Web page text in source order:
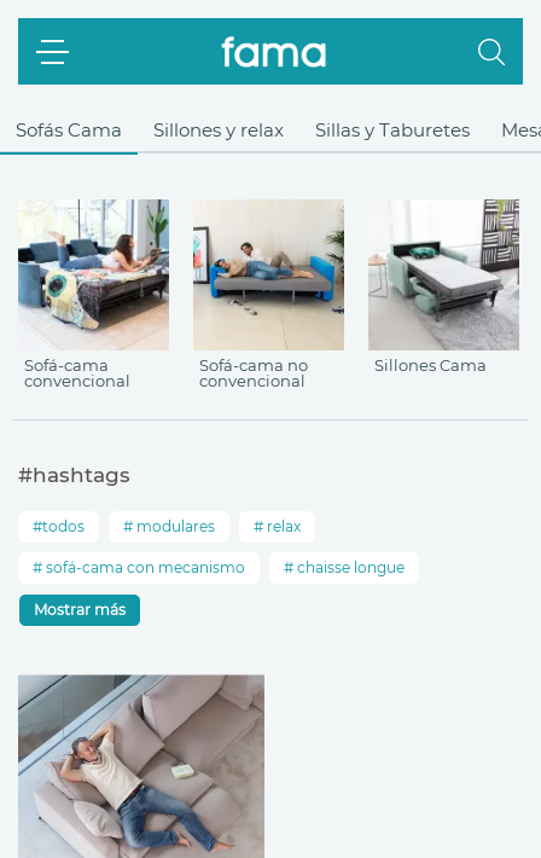
Sofás Cama
Sofá-cama
convencional
Sofá-cama no
convencional
Sillones Cama
Sillones y relax Sillas y Taburetes
#hashtags
todos modulares relax
sofá-cama con mecanismo chaisse longue
Mostrar más